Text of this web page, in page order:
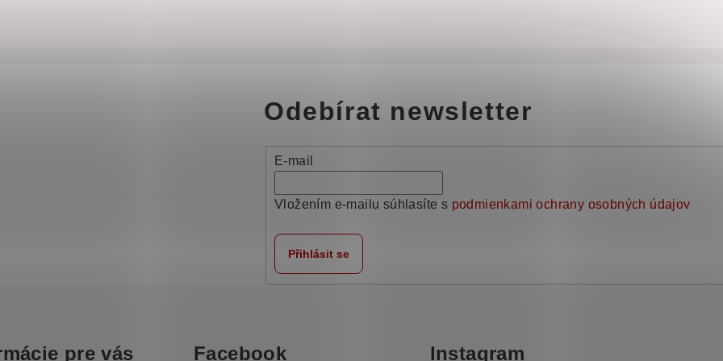
Odebírat newsletter
E-mail
Vložením e-mailu súhlasíte s podmienkami ochrany osobných údajov
Přihlásit se
pre vás Facebook Instagram